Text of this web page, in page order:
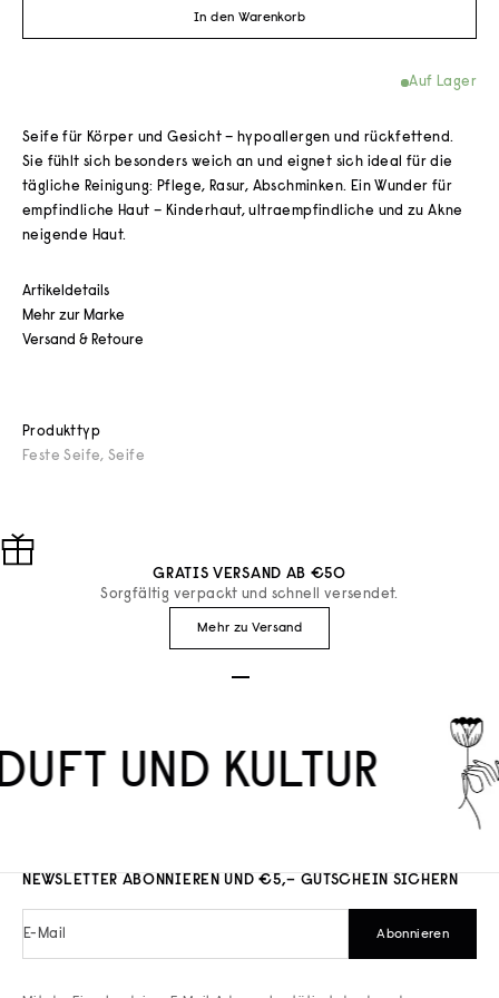
Produkttyp
Feste Seife,Seife
In den Warenkorb
Auf Lager
Seife für Körper und Gesicht – hypoallergen und rückfettend.
Sie fühlt sich besonders weich an und eignet sich ideal für die
tägliche Reinigung: Pflege, Rasur, Abschminken. Ein Wunder für
empfindliche Haut – Kinderhaut, ultraempfindliche und zu Akne
neigende Haut.
Artikeldetails
Mehr zur Marke
Versand & Retoure
GRATIS VERSAND AB €50
Sorgfältig verpackt und schnell versendet.
Mehr zu Versand
UND KULTUR
NEWSLETTER ABONNIEREN UND €5,– GUTSCHEIN SICHERN
E-Mail Abonnieren